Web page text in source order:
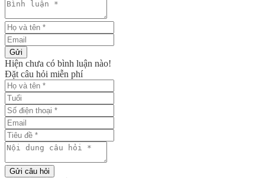
Gửi
Hiện chưa có bình luận nào!
Đặt câu hỏi miễn phí
Gửi câu hỏi